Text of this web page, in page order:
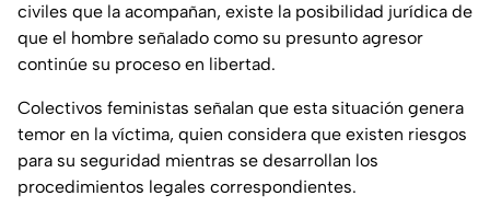
civiles que la acompañan, existe la posibilidad jurídica de
que el hombre señalado como su presunto agresor
continúe su proceso en libertad.
Colectivos feministas señalan que esta situación genera
temor en la víctima, quien considera que existen riesgos
para su seguridad mientras se desarrollan los
procedimientos legales correspondientes.